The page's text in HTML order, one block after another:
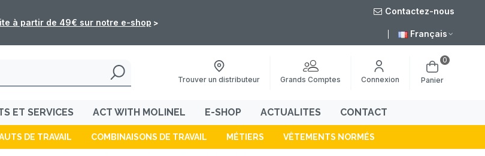
de l'e-shop ne seront pas traitées du 5 au 16 août
Contactez-nous
Français
Trouver un distributeur Grands Comptes Connexion Panier
0
ET SERVICES ACT WITH MOLINEL E-SHOP ACTUALITES CONTACT
DE TRAVAIL COMBINAISONS DE TRAVAIL MÉTIERS VÊTEMENTS NORMÉS